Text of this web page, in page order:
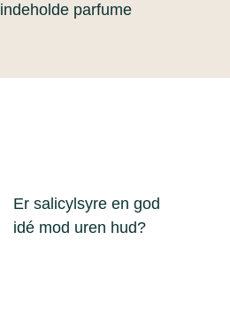
indeholde parfume
Er salicylsyre en god
idé mod uren hud?